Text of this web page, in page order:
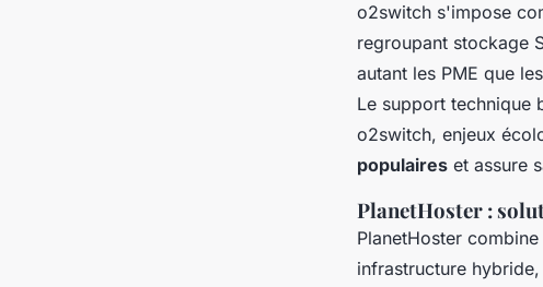
o2switch s'impose
regroupant stockage
autant les PME que
Le support technique
o2switch, enjeux
populaires et assure
PlanetHoster :
PlanetHoster combine
infrastructure